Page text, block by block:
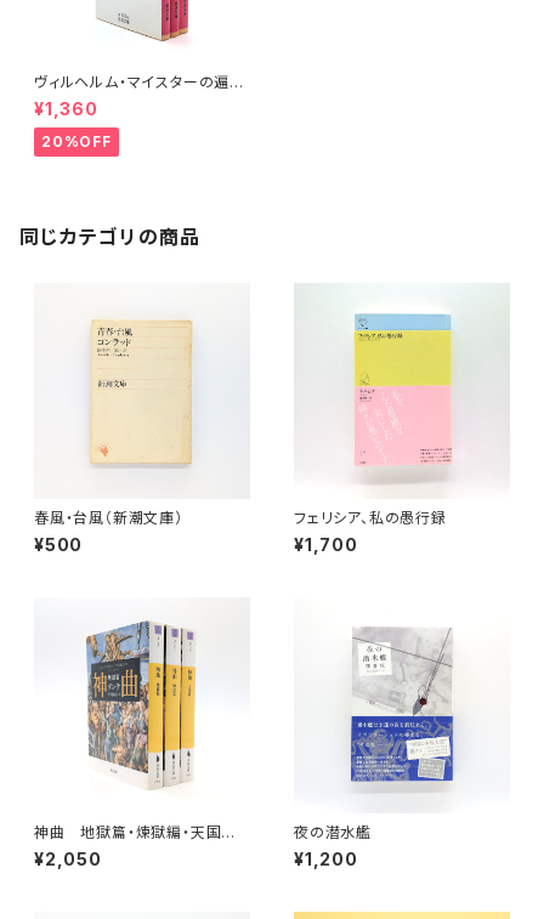
ヴィルヘルム・マイスターの遍歴
時代 (上)(中)(下)（岩波文庫）
¥1,360
20%OFF
同じカテゴリの商品
春風・台風（新潮文庫）
¥500
フェリシア、私の愚行録
¥1,700
神曲 地獄篇・煉獄編・天国篇
（河出文庫）
¥2,050
夜の潜水艦
¥1,200